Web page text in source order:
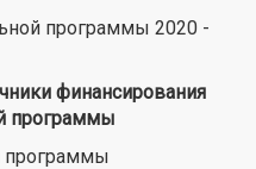
программы 2020 -
финансирования
программы
программы